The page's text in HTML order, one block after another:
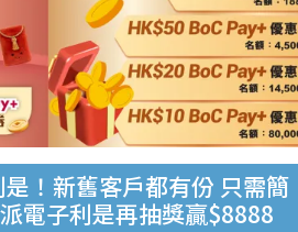
！新舊客戶都有份 只需簡
電子利是再抽獎贏$8888